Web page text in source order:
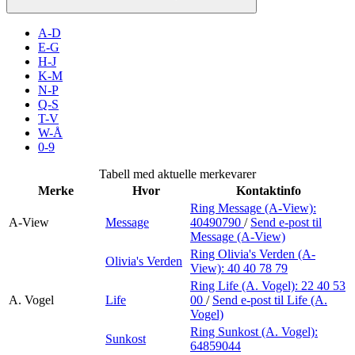
Inspirasjon
Søk
Praktisk informasjon
Ledige stillinger
Personal Shopper
A-D
E-G
H-J
K-M
N-P
Q-S
T-V
W-Å
0-9
Tabell med aktuelle merkevarer
Merke
Hvor Kontaktinfo
A-View Message
Ring Message (A-View):
40490790 / Send e-post til
Message (A-View)
Olivia's Verden
Ring Olivia's Verden (A-
View): 40 40 78 79
A. Vogel Life
Ring Life (A. Vogel): 22 40 53
00 / Send e-post til Life (A.
Vogel)
Sunkost
Ring Sunkost (A. Vogel):
64859044